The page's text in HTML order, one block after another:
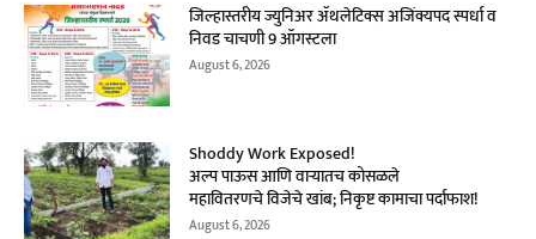
जिल्हास्तरीय ज्युनिअर ॲथलेटिक्स अजिंक्यपद स्पर्धा व
निवड चाचणी 9 ऑगस्टला
August 6, 2026
Shoddy Work Exposed!
अल्प पाऊस आणि वाऱ्यातच कोसळले
महावितरणचे विजेचे खांब; निकृष्ट कामाचा पर्दाफाश!
August 6, 2026